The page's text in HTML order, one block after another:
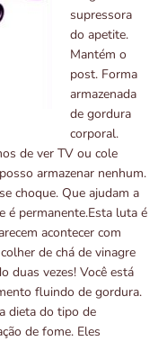
supressora
do apetite.
Mantém o
post. Forma
armazenada
de gordura
corporal.
de ver TV ou cole
armazenar nenhum.
choque. Que ajudam a
é permanente.Esta luta é
acontecer com
de chá de vinagre
duas vezes! Você está
fluindo de gordura.
dieta do tipo de
de fome. Eles